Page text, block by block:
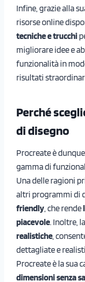
Infine, grazie alla
risorse online
tecniche e trucchi
migliorare idee e
funzionalità in
risultati
Perché
di disegno
Procreate è
gamma di
Una delle ragioni
altri programmi di
friendly , che rende
piacevole. Inoltre,
realistiche ,
dettagliate e
Procreate è la sua
dimensioni senza